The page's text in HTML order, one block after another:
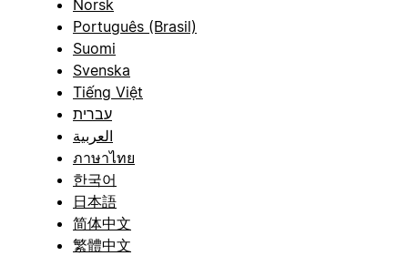
Norsk
Português (Brasil)
Suomi
Svenska
Tiếng Việt
עברית
العربية
ภาษาไทย
한국어
日本語
简体中文
繁體中文